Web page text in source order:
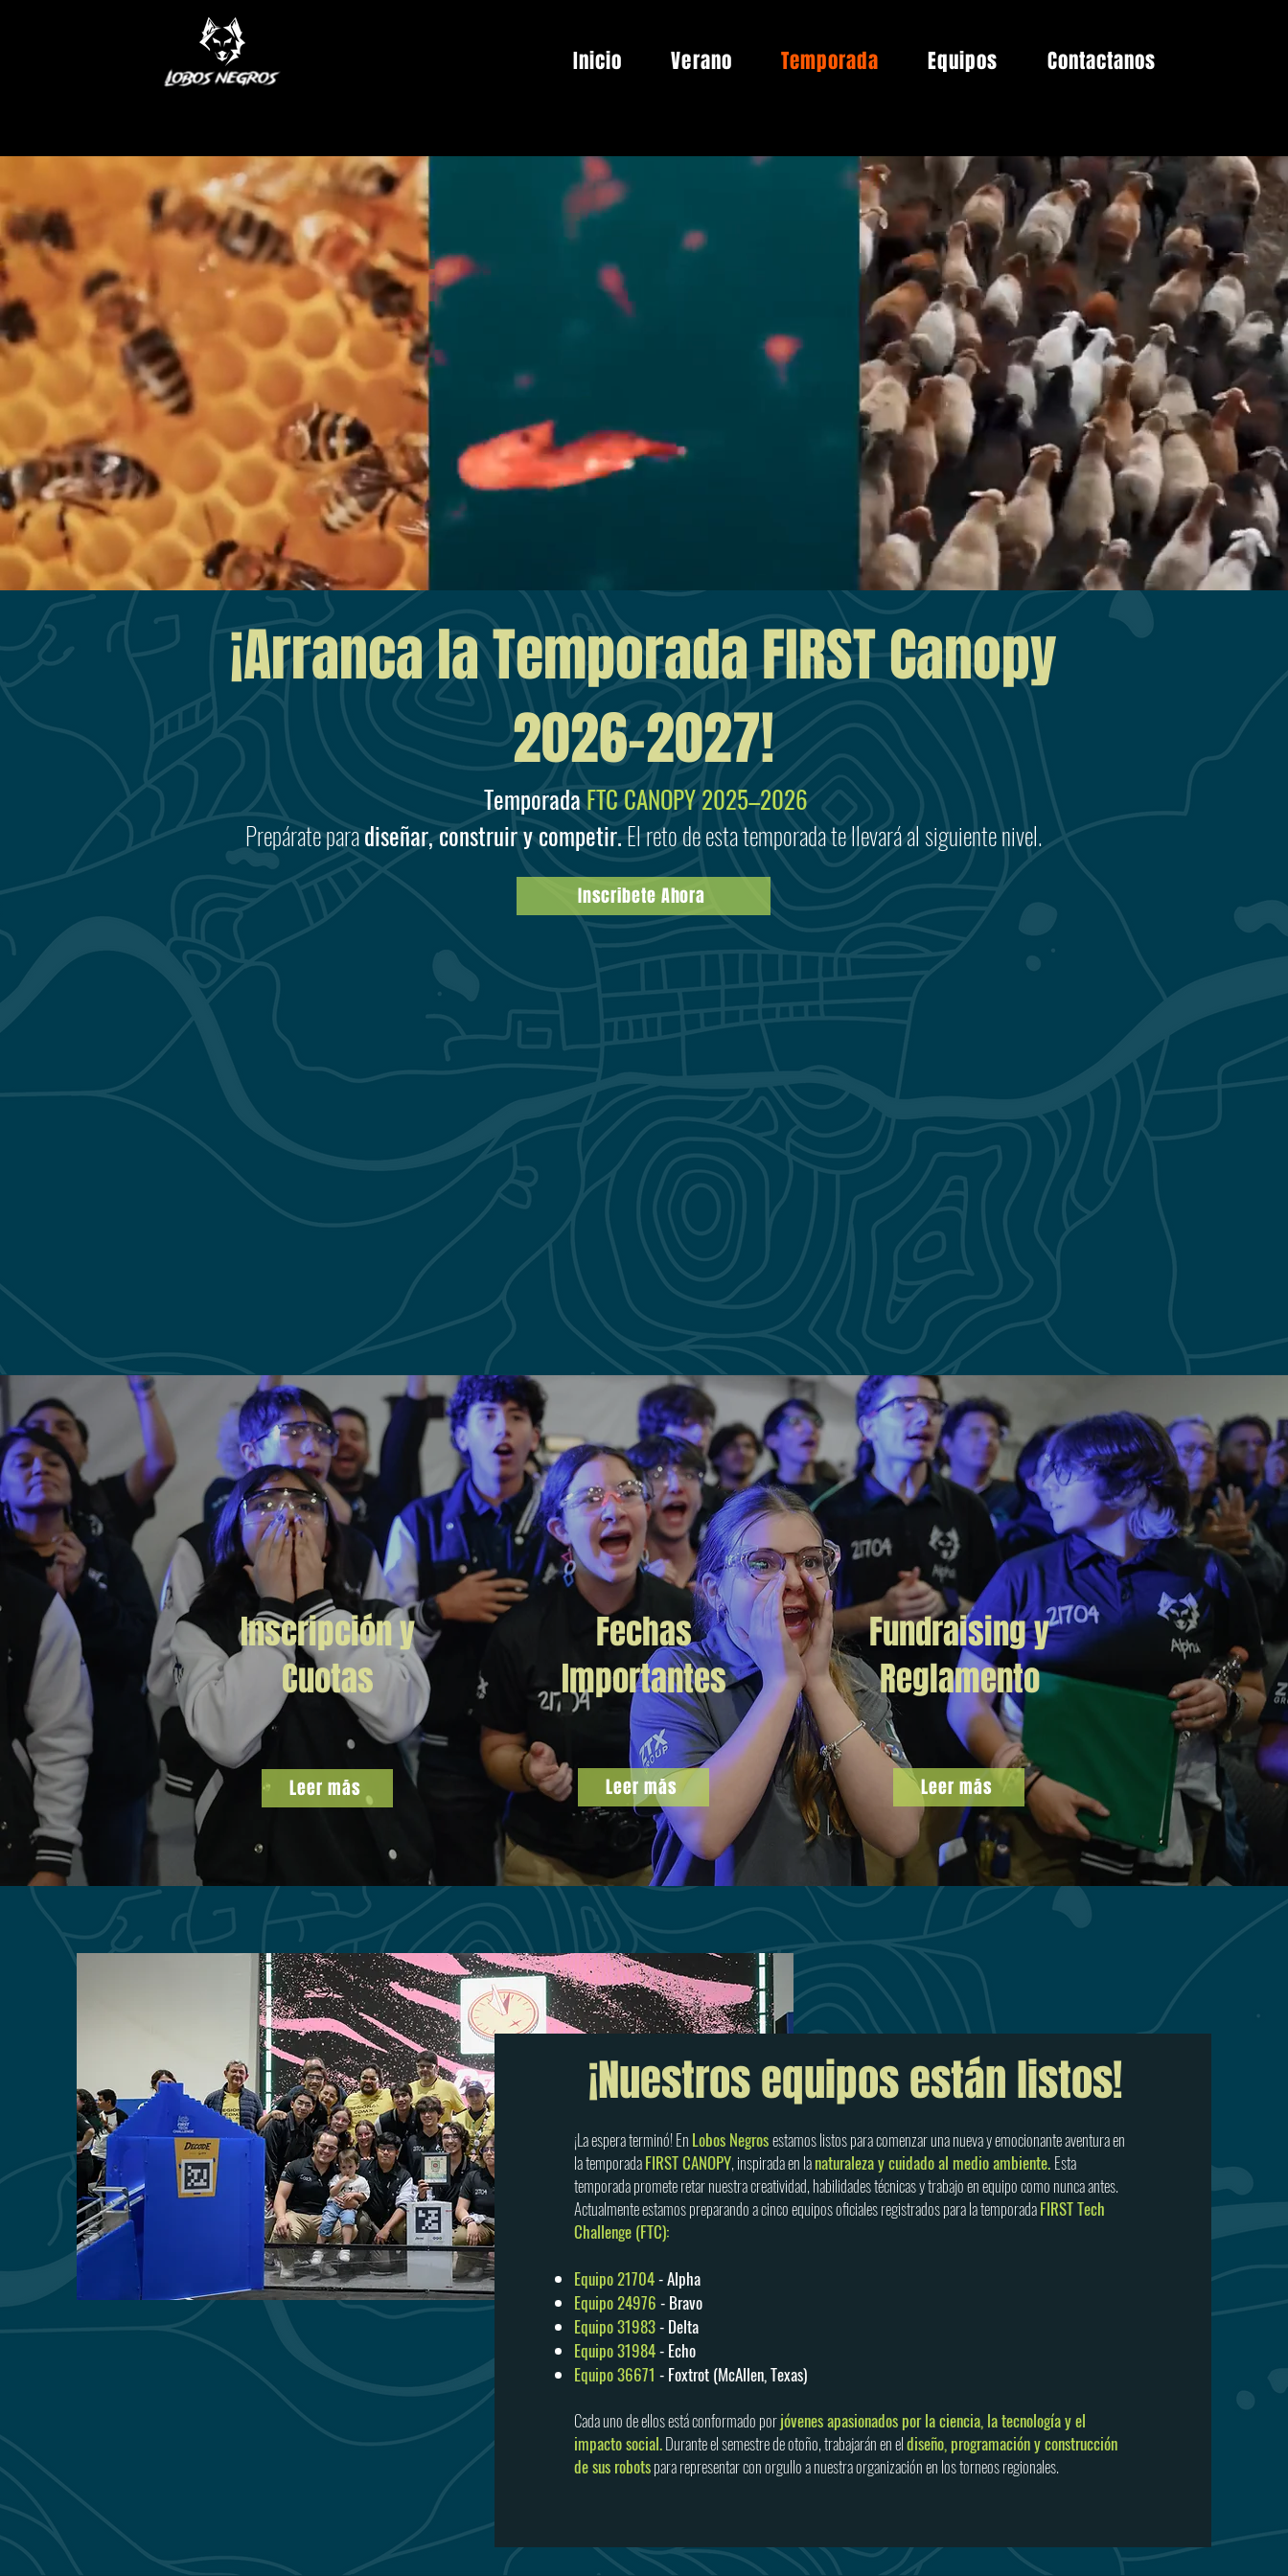
Inicio Verano Temporada Equipos Contactanos
¡Arranca la Temporada FIRST Canopy
2026-2027!
TemporadaFTC CANOPY 2025–2026
Prepárate paradiseñar, construir y competir.El reto de esta temporada te llevará al siguiente nivel.
Inscribete Ahora
Inscripción y
Cuotas
Leer más
Fechas
Importantes
Leer más
Fundraising y
Reglamento
Leer más
¡Nuestros equipos están listos!
¡La espera terminó! En Lobos Negrosestamos listos para comenzar una nueva y emocionante aventura en
la temporadaFIRST CANOPY, inspirada en lanaturaleza y cuidado al medio ambiente. Esta
temporada promete retar nuestra creatividad, habilidades técnicas y trabajo en equipo como nunca antes.
Actualmente estamos preparando a cinco equipos oficiales registrados para la temporadaFIRST Tech
Challenge (FTC):
Equipo 21704- Alpha
Equipo 24976 - Bravo
Equipo 31983- Delta
Equipo 31984- Echo
Equipo 36671 - Foxtrot (McAllen, Texas)
Cada uno de ellos está conformado porjóvenes apasionados por la ciencia, la tecnología y el
impacto social.Durante el semestre de otoño, trabajarán en eldiseño, programación y construcción
de sus robotspara representar con orgullo a nuestra organización en los torneos regionales.